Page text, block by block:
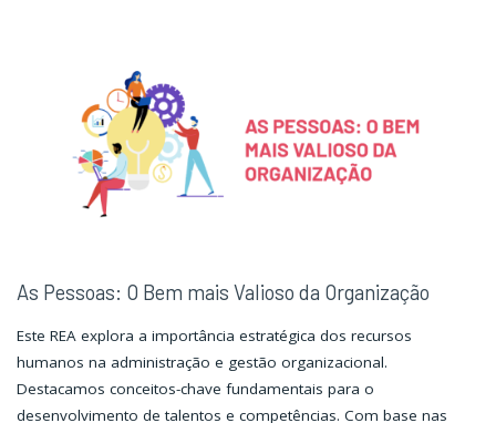
As Pessoas: O Bem mais Valioso da Organização
Este REA explora a importância estratégica dos recursos
humanos na administração e gestão organizacional.
Destacamos conceitos-chave fundamentais para o
desenvolvimento de talentos e competências. Com base nas